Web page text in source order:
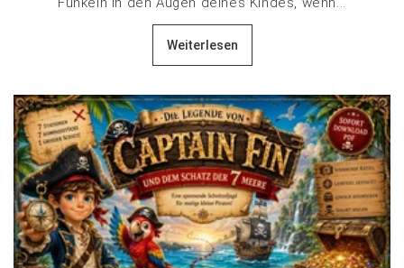
Weiterlesen